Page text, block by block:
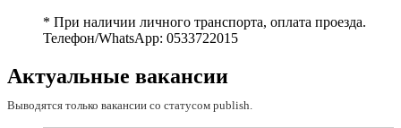
* При наличии личного транспорта, оплата проезда.
Телефон/WhatsApp: 0533722015
Актуальные вакансии
Выводятся только вакансии со статусом publish.